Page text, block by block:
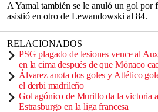
A Yamal también se le anuló un gol por
asistió en otro de Lewandowski al 84.
RELACIONADOS
PSG plagado de lesiones vence al
en la cima después de que Mónaco
Álvarez anota dos goles y Atlético
el derbi madrileño
Gol agónico de Murillo da la victoria
Estrasburgo en la liga francesa